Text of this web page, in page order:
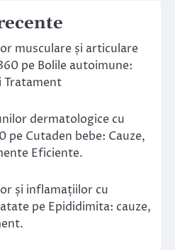
musculare și articulare
pe Bolile autoimune:
Tratament
dermatologice cu
pe Cutaden bebe: Cauze,
Eficiente.
și inflamațiilor cu
pe Epididimita: cauze,